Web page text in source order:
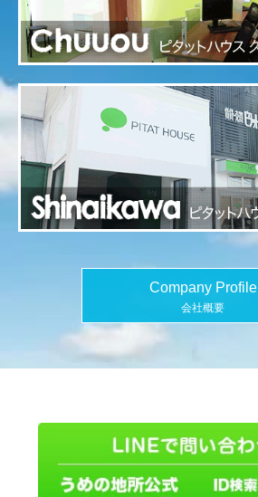
Company Profile
会社概要